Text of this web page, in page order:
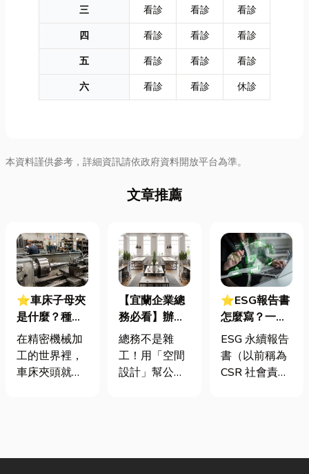
三
看診 看診
看診
四
看診 看診
看診
五
看診 看診
看診
六
看診 看診 休診
本資料謹供參考，詳細資訊請依政府資料開放平台為準。
文章推薦
⭐車床子母夾
是什麼？種
類、規格挑選
與台灣採購推
薦完整指南
在精密機械加
工的世界裡，
車床夾頭就像
的工件。然
【宜蘭企業總
務必看】辦公
室如何打造高
效能職場？從
辦公桌椅、系
總務不是雜
工！用「空間
設計」幫公司
公室時，常覺
⭐ESG報告書
怎麼寫？一定
要上市櫃才寫
嗎？3步驟擺
脫綠色轉型焦
ESG 永續報告
書（以前稱為
CSR 社會責任
責任（S）與